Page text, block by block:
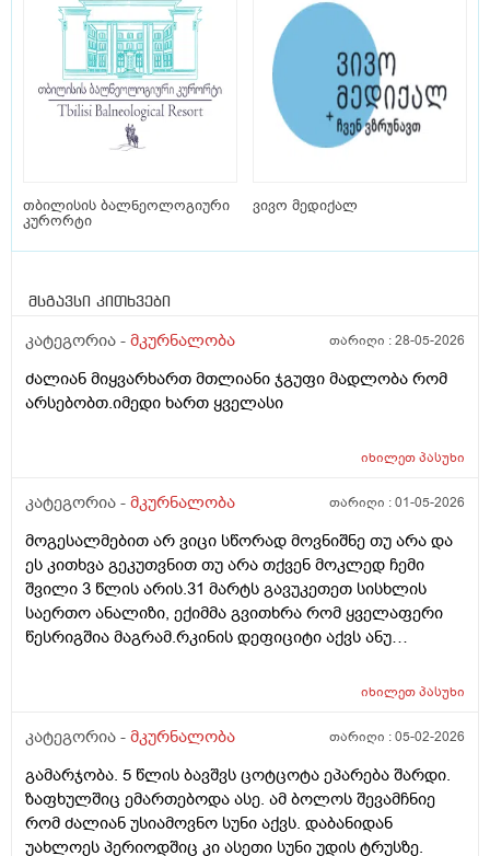
თბილისის ბალნეოლოგიური
კურორტი
ვივო მედიქალ
მსგავსი კითხვები
კატეგორია - მკურნალობა თარიღი :28-05-2026
ძალიან მიყვარხართ მთლიანი ჯგუფი მადლობა რომ
არსებობთ.იმედი ხართ ყველასი
იხილეთპასუხი
კატეგორია - მკურნალობა თარიღი :01-05-2026
მოგესალმებით არ ვიცი სწორად მოვნიშნე თუ არა და
ეს კითხვა გეკუთვნით თუ არა თქვენ მოკლედ ჩემი
შვილი 3 წლის არის.31 მარტს გავუკეთეთ სისხლის
საერთო ანალიზი, ექიმმა გვითხრა რომ ყველაფერი
წესრიგშია მაგრამ.რკინის დეფიციტი აქვს ანუ
გამოგვიშვა.ბავშვმა რომ.დაიწყო ფეროზიტის სმა,
მაისი, ჩავამთავრეთ ფეროზიტი სულ რაღაც 2 კვირაში
გასული და ბავშვი ისევ გაღიზიანებულია, აქვს
უმადობა, ფერმკრთალია, ღამით თავი სულ ოფლიანი
აქვს და მუხლთან და იდაყვთან შევნიშნე წრიული
იხილეთპასუხი
კატეგორია - მკურნალობა თარიღი :05-02-2026
გამარჯობა. 5 წლის ბავშვს ცოტცოტა ეპარება შარდი.
ზაფხულშიც ემართებოდა ასე. ამ ბოლოს შევამჩნიე
რომ ძალიან უსიამოვნო სუნი აქვს. დაბანიდან
უახლოეს პერიოდშიც კი ასეთი სუნი უდის ტრუსზე.